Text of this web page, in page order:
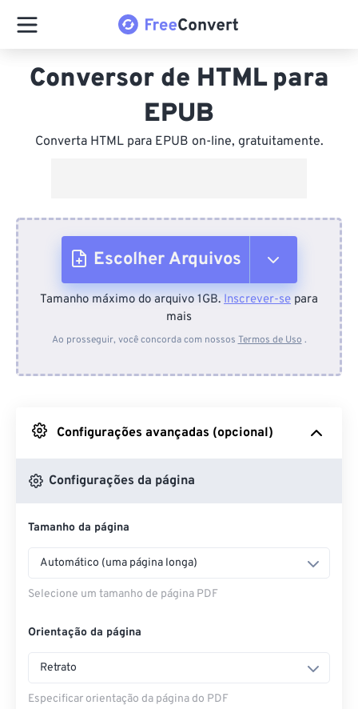
Conversor de HTML para
EPUB
Converta HTML para EPUB on-line, gratuitamente.
Escolher Arquivos
Do dispositivo
Do Google Drive
Do OneDrive
Entrar na página da web
Tamanho máximo do arquivo 1GB. Inscrever-se para
mais
Ao prosseguir, você concorda com nossos Termos de Uso .
Configurações avançadas (opcional)
Configurações da página
Tamanho da página
Automático (uma página longa)
Selecione um tamanho de página PDF
Orientação da página
Retrato
Especificar orientação da página do PDF